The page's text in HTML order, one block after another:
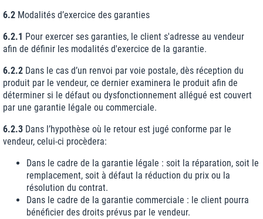
6.2 Modalités d’exercice des garanties
6.2.1 Pour exercer ses garanties, le client s'adresse au vendeur
afin de définir les modalités d'exercice de la garantie.
6.2.2 Dans le cas d’un renvoi par voie postale, dès réception du
produit par le vendeur, ce dernier examinera le produit afin de
déterminer si le défaut ou dysfonctionnement allégué est couvert
par une garantie légale ou commerciale.
6.2.3 Dans l’hypothèse où le retour est jugé conforme par le
vendeur, celui-ci procèdera:
Dans le cadre de la garantie légale : soit la réparation, soit le
remplacement, soit à défaut la réduction du prix ou la
résolution du contrat.
Dans le cadre de la garantie commerciale : le client pourra
bénéficier des droits prévus par le vendeur.